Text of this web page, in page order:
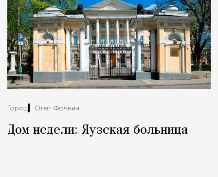
Город Олег Фочкин
Дом недели: Яузская больница